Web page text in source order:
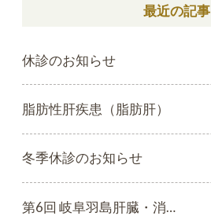
最近の記事
休診のお知らせ
脂肪性肝疾患（脂肪肝）
冬季休診のお知らせ
第6回 岐阜羽島肝臓・消…